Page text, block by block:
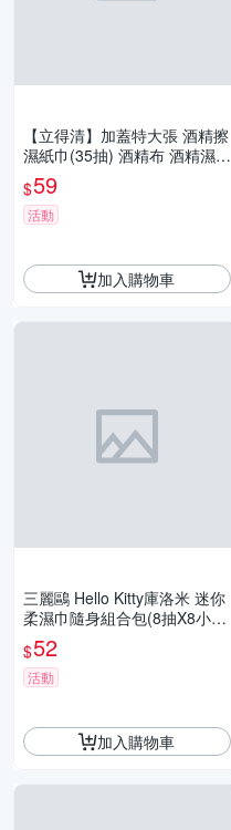
【立得清】加蓋特大張 酒精擦
濕紙巾(35抽) 酒精布 酒精濕巾
清潔抗菌 擦拭無水痕
$59
活動
加入購物車
三麗鷗 Hello Kitty庫洛米 迷你
柔濕巾隨身組合包(8抽X8小
包) 濕紙巾 濕巾 正版授權 口
袋輕巧方便
$52
活動
加入購物車